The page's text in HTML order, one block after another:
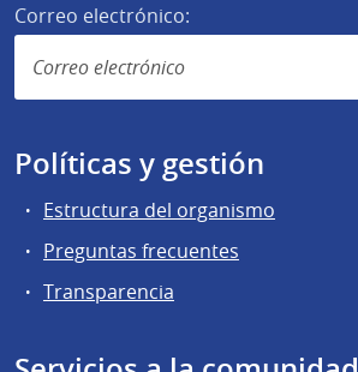
Correo electrónico:
Políticas y gestión
Estructura del organismo
Preguntas frecuentes
Transparencia